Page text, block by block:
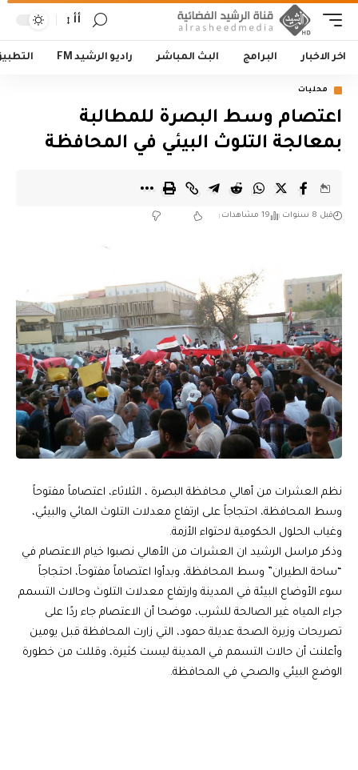
أأ
اخر الاخبار البرامج البث المباشر راديو الرشيد FM
محليات
اعتصام وسط البصرة للمطالبة
بمعالجة التلوث البيئي في المحافظة
قبل 8 سنوات 19 مشاهدات
نظم العشرات من أهالي محافظة البصرة ، الثلاثاء، اعتصاماً مفتوحاً
وسط المحافظة، احتجاجاً على ارتفاع معدلات التلوث المائي والبيئي،
وغياب الحلول الحكومية لاحتواء الأزمة.
وذكر مراسل الرشيد ان العشرات من الأهالي نصبوا خيام الاعتصام في
“ساحة الطيران” وسط المحافظة، وبدأوا اعتصاماً مفتوحاً، احتجاجاً
سوء الأوضاع البيئة في المدينة وارتفاع معدلات التلوث وحالات التسمم
جراء المياه غير الصالحة للشرب، موضحا أن الاعتصام جاء ردًا على
تصريحات وزيرة الصحة عديلة حمود، التي زارت المحافظة قبل يومين
وأعلنت أن حالات التسمم في المدينة ليست كثيرة، وقللت من خطورة
الوضع البيئي والصحي في المحافظة.